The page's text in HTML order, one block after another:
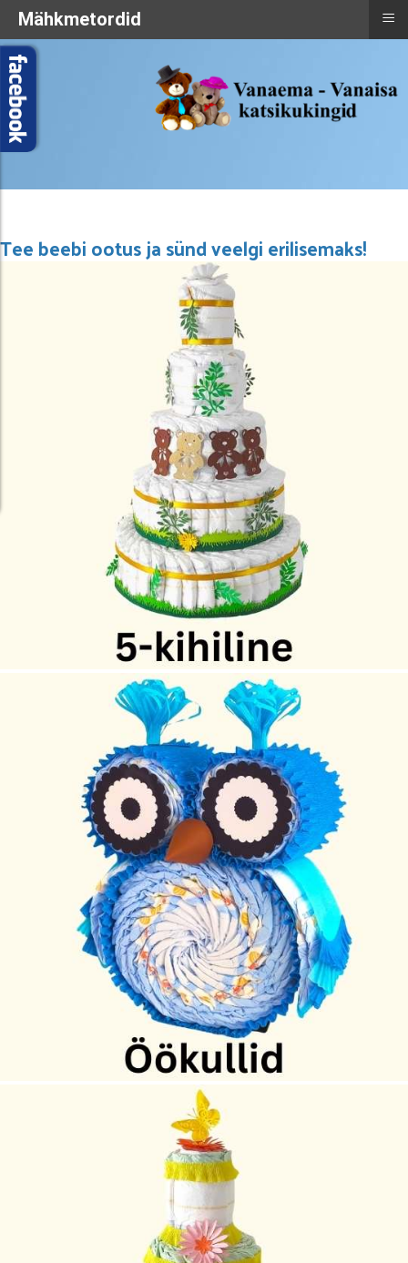
Tee beebi ootus ja sünd veelgi erilisemaks!
Mähkmetordid ≡